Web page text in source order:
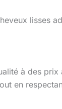
lisses
à des prix
en